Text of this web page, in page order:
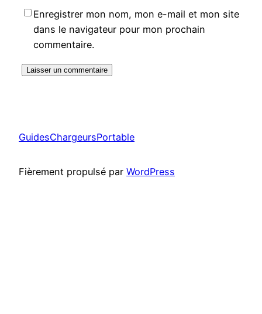
Enregistrer mon nom, mon e-mail et mon site
dans le navigateur pour mon prochain
commentaire.
GuidesChargeursPortable
Fièrement propulsé par WordPress